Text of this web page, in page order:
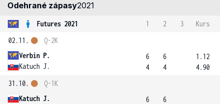
Odehrané zápasy2021
Futures 2021 1 2 3
Kurs
02.11.
Verbin P.
Katuch J.
Q-2K
6
4
6
4
1.12
4.90
31.10.
Katuch J.
Q-1K
6
6